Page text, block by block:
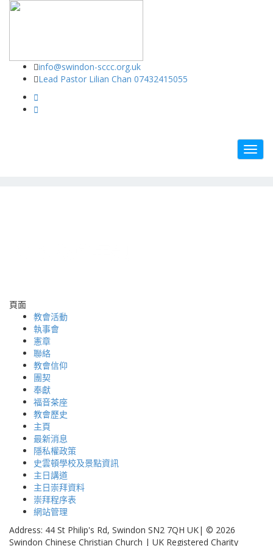
Swindon Chinese Christian Church
info@swindon-sccc.org.uk
Lead Pastor Lilian Chan 07432415055
頁面
教會活動
執事會
憲章
聯絡
教會信仰
團契
奉獻
福音茶座
教會歷史
主頁
最新消息
隱私權政策
史雲頓學校及景點資訊
主日講道
主日崇拜資料
崇拜程序表
網站管理
Address: 44 St Philip's Rd, Swindon SN2 7QH UK| © 2026
Swindon Chinese Christian Church | UK Registered Charity